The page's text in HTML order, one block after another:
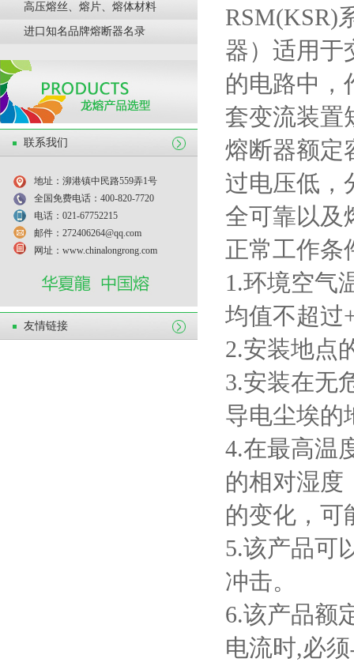
高压熔丝、熔片、熔体材料
进口知名品牌熔断器名录
联系我们
地址：泖港镇中民路559弄1号
全国免费电话：400-820-7720
电话：021-67752215
邮件：272406264@qq.com
网址：www.chinalongrong.com
友情链接
RSM(KSR)
器）适用于
的电路中，
套变流装置
熔断器额定
过电压低，
全可靠以及
正常工作条
1.环境空气
均值不超过
2.安装地点
3.安装在无
导电尘埃的
4.在最高温
的相对湿度
的变化，可
5.该产品可
冲击。
6.该产品额
电流时,必